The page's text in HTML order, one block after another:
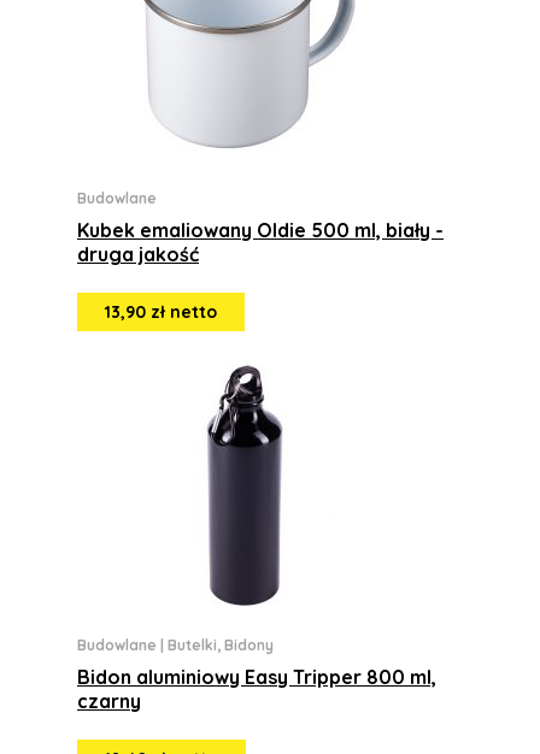
Budowlane
Kubek emaliowany Oldie 500 ml, biały -
druga jakość
13,90 zł netto
Budowlane Butelki, Bidony
Bidon aluminiowy Easy Tripper 800 ml,
czarny